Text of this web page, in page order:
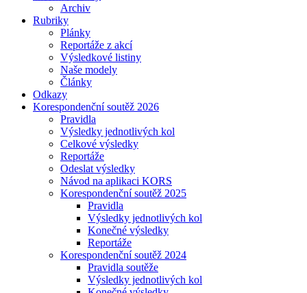
Archiv
Rubriky
Plánky
Reportáže z akcí
Výsledkové listiny
Naše modely
Články
Odkazy
Korespondenční soutěž 2026
Pravidla
Výsledky jednotlivých kol
Celkové výsledky
Reportáže
Odeslat výsledky
Návod na aplikaci KORS
Korespondenční soutěž 2025
Pravidla
Výsledky jednotlivých kol
Konečné výsledky
Reportáže
Korespondenční soutěž 2024
Pravidla soutěže
Výsledky jednotlivých kol